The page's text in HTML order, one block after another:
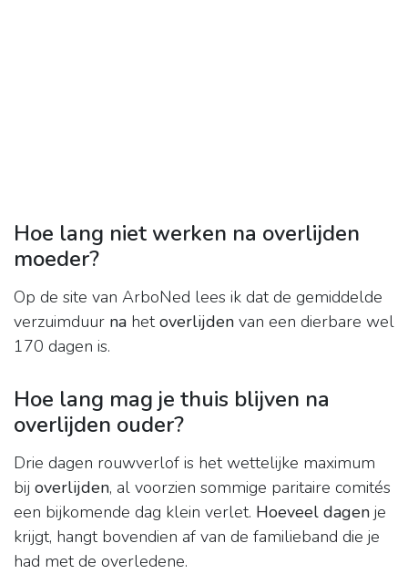
Hoe lang niet werken na overlijden
moeder?
Op de site van ArboNed lees ik dat de gemiddelde
verzuimduur na hetoverlijden van een dierbare wel
170 dagen is.
Hoe lang mag je thuis blijven na
overlijden ouder?
Drie dagen rouwverlof is het wettelijke maximum
bij overlijden, al voorzien sommige paritaire comités
een bijkomende dag klein verlet. Hoeveel dagen je
krijgt, hangt bovendien af van de familieband die je
had met de overledene.